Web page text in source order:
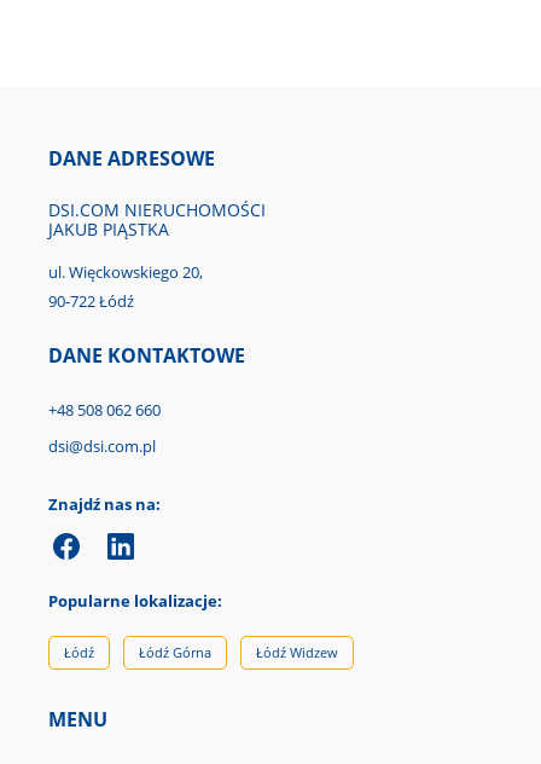
DANE ADRESOWE
DSI.COM NIERUCHOMOŚCI
JAKUB PIĄSTKA
ul. Więckowskiego 20,
90-722 Łódź
DANE KONTAKTOWE
+48 508 062 660
dsi@dsi.com.pl
Znajdź nas na:
Popularne lokalizacje:
Łódź Łódź Górna Łódź Widzew
MENU